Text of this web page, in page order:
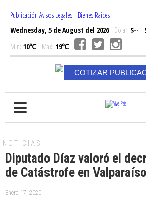
Publicación Avisos Legales | Bienes Raices
Wednesday, 5 de August del 2026Dólar: $--
Min: 10℃ Max: 19℃
COTIZAR
NOTICIAS
Diputado Díaz valoró el
de Catástrofe en Valparaíso
Enero 17, 2020